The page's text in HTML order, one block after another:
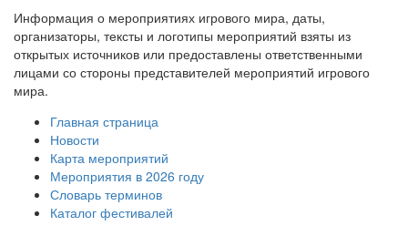
Информация о мероприятиях игрового мира, даты,
организаторы, тексты и логотипы мероприятий взяты из
открытых источников или предоставлены ответственными
лицами со стороны представителей мероприятий игрового
мира.
Главная страница
Новости
Карта мероприятий
Мероприятия в 2026 году
Словарь терминов
Каталог фестивалей